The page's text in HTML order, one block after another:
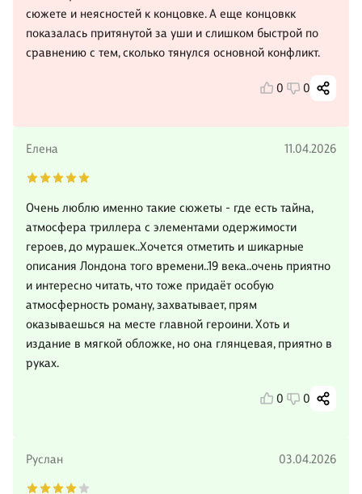
сюжете и неясностей к концовке. А еще концовкк
показалась притянутой за уши и слишком быстрой по
сравнению с тем, сколько тянулся основной конфликт.
0 0
Елена 11.04.2026
Очень люблю именно такие сюжеты - где есть тайна,
атмосфера триллера с элементами одержимости
героев, до мурашек..Хочется отметить и шикарные
описания Лондона того времени..19 века..очень приятно
и интересно читать, что тоже придаёт особую
атмосферность роману, захватывает, прям
оказываешься на месте главной героини. Хоть и
издание в мягкой обложке, но она глянцевая, приятно в
руках.
0 0
Руслан 03.04.2026